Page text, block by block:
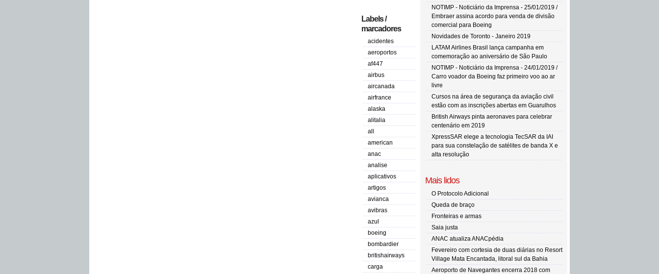
Labels /
marcadores
acidentes
aeroportos
af447
airbus
aircanada
airfrance
alaska
alitalia
all
american
anac
analise
aplicativos
artigos
avianca
avibras
azul
boeing
bombardier
britishairways
carga
NOTIMP - Noticiário da Imprensa - 25/01/2019 /
Embraer assina acordo para venda de divisão
comercial para Boeing
Novidades de Toronto - Janeiro 2019
LATAM Airlines Brasil lança campanha em
comemoração ao aniversário de São Paulo
NOTIMP - Noticiário da Imprensa - 24/01/2019 /
Carro voador da Boeing faz primeiro voo ao ar
livre
Cursos na área de segurança da aviação civil
estão com as inscrições abertas em Guarulhos
British Airways pinta aeronaves para celebrar
centenário em 2019
XpressSAR elege a tecnologia TecSAR da IAI
para sua constelação de satélites de banda X e
alta resolução
Mais lidos
O Protocolo Adicional
Queda de braço
Fronteiras e armas
Saia justa
ANAC atualiza ANACpédia
Fevereiro com cortesia de duas diárias no Resort
Village Mata Encantada, litoral sul da Bahia
Aeroporto de Navegantes encerra 2018 com